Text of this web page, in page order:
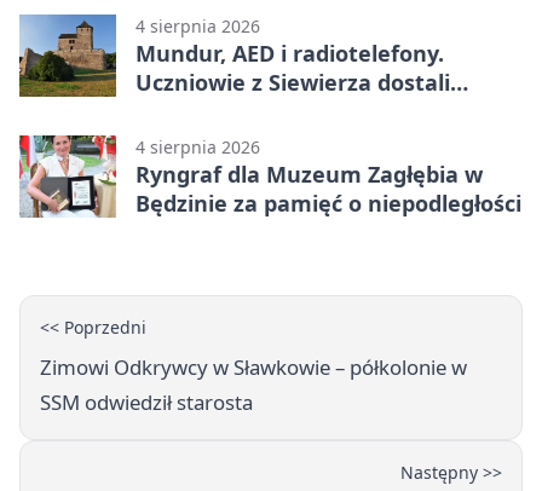
4 sierpnia 2026
Mundur, AED i radiotelefony.
Uczniowie z Siewierza dostali
4 sierpnia 2026
Ryngraf dla Muzeum Zagłębia w
Będzinie za pamięć o niepodległości
<< Poprzedni
Zimowi Odkrywcy w Sławkowie – półkolonie w
SSM odwiedził starosta
Następny >>